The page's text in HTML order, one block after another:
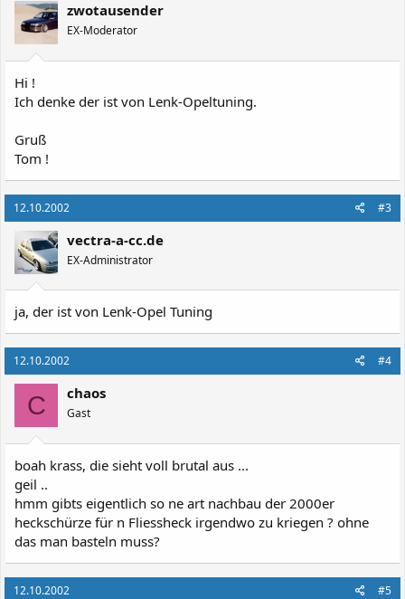
zwotausender
EX-Moderator
Hi !
Ich denke der ist von Lenk-Opeltuning.
Gruß
Tom !
12.10.2002 #3
vectra-a-cc.de
EX-Administrator
ja, der ist von Lenk-Opel Tuning
12.10.2002 #4
C chaos
Gast
boah krass, die sieht voll brutal aus ...
geil ..
hmm gibts eigentlich so ne art nachbau der 2000er
heckschürze für n Fliessheck irgendwo zu kriegen ? ohne
das man basteln muss?
12.10.2002 #5